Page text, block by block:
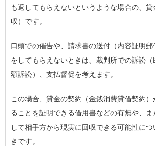
も返してもらえないというような場合の、
収）です。
口頭での催告や、請求書の送付（内容証明
をしてもらえないときは、裁判所での訴訟
額訴訟）、支払督促を考えます。
この場合、貸金の契約（金銭消費貸借契約
ることを証明できる借用書などの有無や、ま
して相手方から現実に回収できる可能性に
きです。